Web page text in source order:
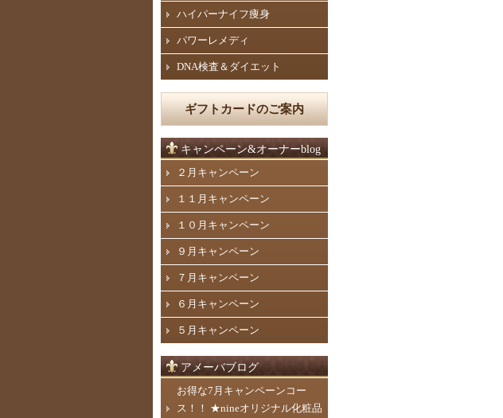
ハイパーナイフ痩身
パワーレメディ
DNA検査＆ダイエット
ギフトカードのご案内
キャンペーン&オーナーblog
２月キャンペーン
１１月キャンペーン
１０月キャンペーン
９月キャンペーン
７月キャンペーン
６月キャンペーン
５月キャンペーン
アメーバブログ
お得な7月キャンペーンコー
ス！！ ★nineオリジナル化粧品